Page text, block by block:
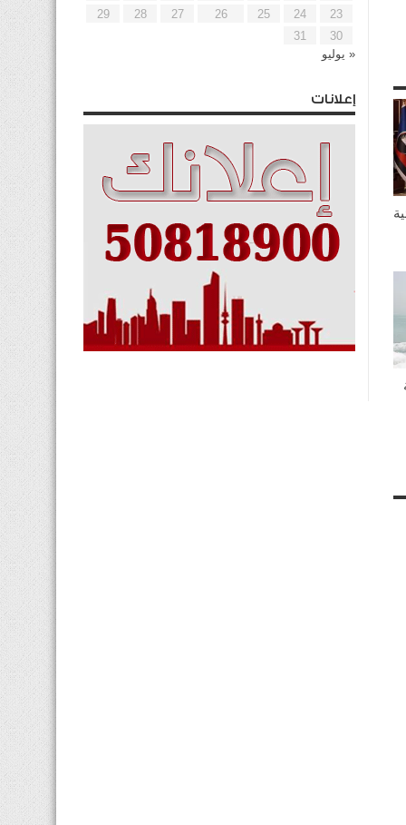
23
24
25
26
27
28
29
30
31
« يوليو
إعلانات